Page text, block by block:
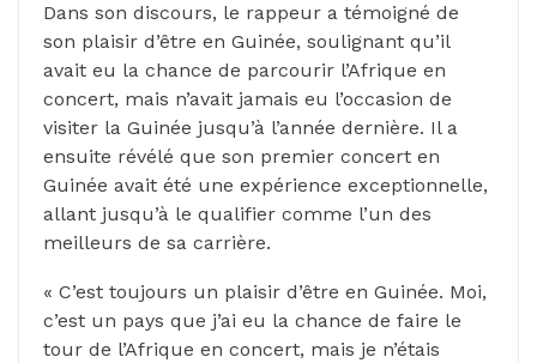
Dans son discours, le rappeur a témoigné de
son plaisir d’être en Guinée, soulignant qu’il
avait eu la chance de parcourir l’Afrique en
concert, mais n’avait jamais eu l’occasion de
visiter la Guinée jusqu’à l’année dernière. Il a
ensuite révélé que son premier concert en
Guinée avait été une expérience exceptionnelle,
allant jusqu’à le qualifier comme l’un des
meilleurs de sa carrière.
« C’est toujours un plaisir d’être en Guinée. Moi,
c’est un pays que j’ai eu la chance de faire le
tour de l’Afrique en concert, mais je n’étais